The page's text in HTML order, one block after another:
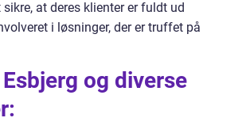
at deres klienter er fuldt ud
i løsninger, der er truffet på
og diverse